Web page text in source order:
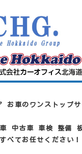
お車のワンストップ
車 中古車 車検 整備
べてお任せください！